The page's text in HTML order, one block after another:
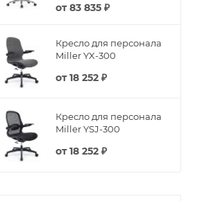
от83 835 ₽
Кресло для персонала
Miller YX-300
от18 252 ₽
Кресло для персонала
Miller YSJ-300
от18 252 ₽